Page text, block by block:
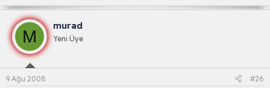
M
murad
Yeni Üye
9 Ağu 2008 #26